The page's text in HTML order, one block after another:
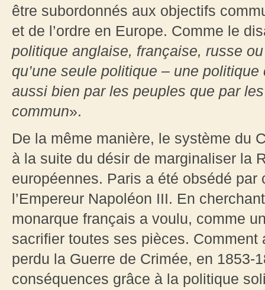
être subordonnés aux objectifs
et de l’ordre en Europe. Comme le
politique anglaise, française, russe
qu’une seule politique – une
aussi bien par les peuples que par
commun».
De la même manière, le système du
à la suite du désir de marginaliser la
européennes. Paris a été obsédé
l’Empereur Napoléon III. En
monarque français a voulu, comme
sacrifier toutes ses pièces. Comment
perdu la Guerre de Crimée, en
conséquences grâce à la politique